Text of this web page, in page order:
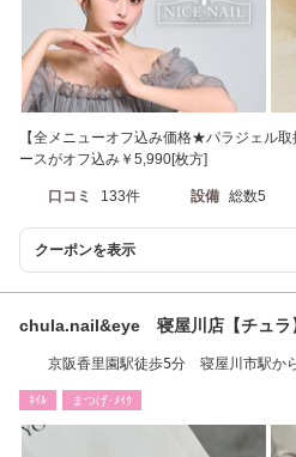
【全メニューオフ込み価格★パラジェル
ースがオフ込み￥5,990[枚方]
口コミ 133件 設備 総数5
クーポンを表示
chula.nail&eye 寝屋川店【チュラ
京阪香里園駅徒歩5分 寝屋川市駅か
ﾈｲﾙ まつげ･ﾒｲｸ